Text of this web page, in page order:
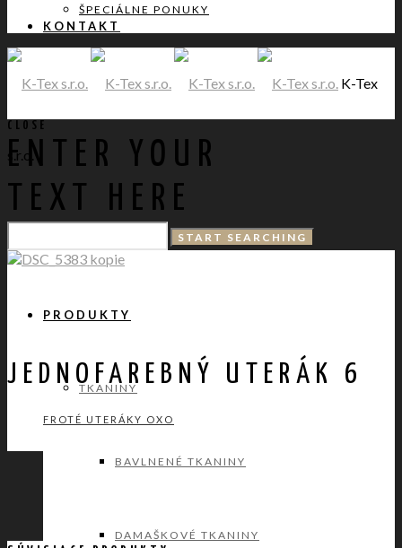
ŠPECIÁLNE PONUKY
KONTAKT
K-Tex
s.r.o.
PRODUKTY
TKANINY
BAVLNENÉ TKANINY
DAMAŠKOVÉ TKANINY
CLOSE
ENTER YOUR
TEXT HERE
JEDNOFAREBNÝ UTERÁK 6
FROTÉ UTERÁKY OXO